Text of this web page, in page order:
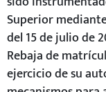
Superior
del 15 de julio de
Rebaja de
ejercicio de su